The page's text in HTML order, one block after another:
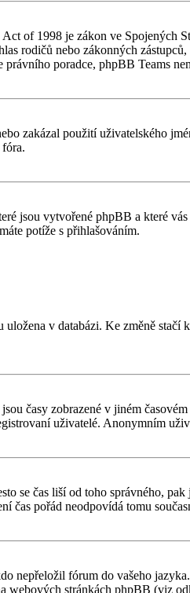
of 1998 je zákon ve Spojených
rodičů nebo zákonných
poradce, phpBB Teams
zakázal použití uživatelského
jsou vytvořené phpBB a které
potíže s přihlašováním.
v databázi. Ke změně stačí
časy zobrazené v jiném
uživatelé. Anonymním
se čas liší od toho správného,
čas pořád neodpovídá tomu
nepřeložil fórum do vašeho
stránkách phpBB (viz